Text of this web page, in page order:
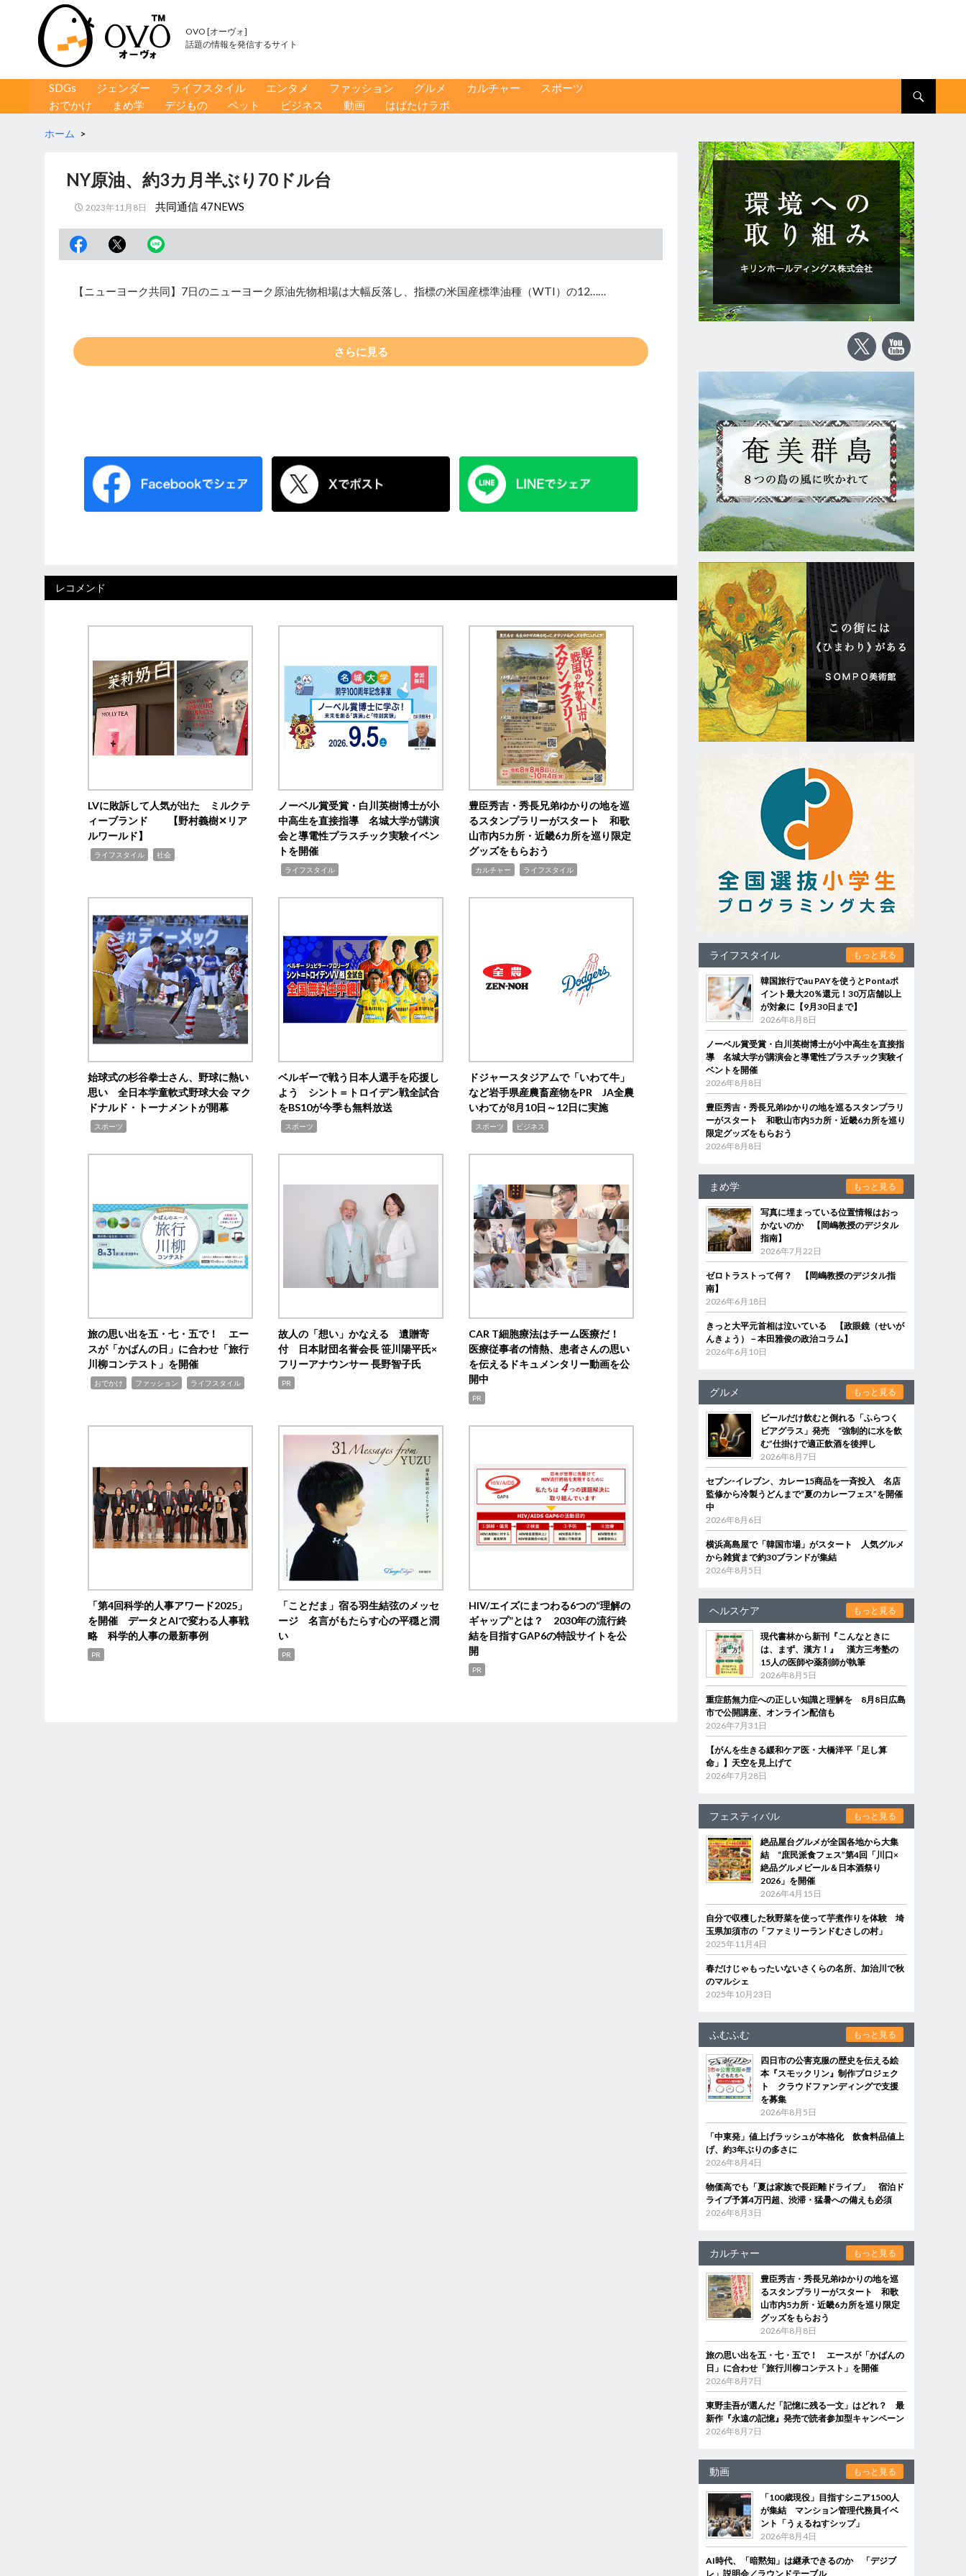
OVO [オーヴォ]
話題の情報を発信するサイト
コンテンツへ移動
SDGs ジェンダー ライフスタイル エンタメ ファッション グルメ カルチャー
スポーツ
おでかけ
まめ学 デジもの ペット ビジネス 動画 はばたけラボ
ホーム >
NY原油、約3カ月半ぶり70ドル台
2023年11月8日 共同通信 47NEWS
【ニューヨーク共同】7日のニューヨーク原油先物相場は大幅反落し、指標の米国産標準油種（WTI）の12……
さらに見る
レコメンド
LVに敗訴して人気が出た ミルクテ
ィーブランド 【野村義樹✕リア
ルワールド】
ライフスタイル 社会
ノーベル賞受賞・白川英樹博士が小
中高生を直接指導 名城大学が講演
会と導電性プラスチック実験イベン
トを開催
ライフスタイル
豊臣秀吉・秀長兄弟ゆかりの地を巡
るスタンプラリーがスタート 和歌
山市内5カ所・近畿6カ所を巡り限定
グッズをもらおう
カルチャー ライフスタイル
始球式の杉谷拳士さん、野球に熱い
思い 全日本学童軟式野球大会 マク
ドナルド・トーナメントが開幕
スポーツ
ベルギーで戦う日本人選手を応援し
よう シント＝トロイデン戦全試合
をBS10が今季も無料放送
スポーツ
ドジャースタジアムで「いわて牛」
など岩手県産農畜産物をPR JA全農
いわてが8月10日～12日に実施
スポーツ ビジネス
旅の思い出を五・七・五で！ エー
スが「かばんの日」に合わせ「旅行
川柳コンテスト」を開催
おでかけ ファッション ライフスタイル
故人の「想い」かなえる 遺贈寄
付 日本財団名誉会長 笹川陽平氏×
フリーアナウンサー 長野智子氏
PR
CAR T細胞療法はチーム医療だ！
医療従事者の情熱、患者さんの思い
を伝えるドキュメンタリー動画を公
開中
PR
「第4回科学的人事アワード2025」
を開催 データとAIで変わる人事戦
略 科学的人事の最新事例
PR
「ことだま」宿る羽生結弦のメッセ
ージ 名言がもたらす心の平穏と潤
い
PR
HIV/エイズにまつわる6つの“理解の
ギャップ”とは？ 2030年の流行終
結を目指すGAP6の特設サイトを公
開
PR
ライフスタイル もっと見る
韓国旅行でau PAYを使うとPontaポ
イント最大20％還元！30万店舗以上
が対象に【9月30日まで】
2026年8月8日
ノーベル賞受賞・白川英樹博士が小中高生を直接指
導 名城大学が講演会と導電性プラスチック実験イ
ベントを開催
2026年8月8日
豊臣秀吉・秀長兄弟ゆかりの地を巡るスタンプラリ
ーがスタート 和歌山市内5カ所・近畿6カ所を巡り
限定グッズをもらおう
2026年8月8日
まめ学 もっと見る
写真に埋まっている位置情報はおっ
かないのか 【岡嶋教授のデジタル
指南】
2026年7月22日
ゼロトラストって何？ 【岡嶋教授のデジタル指
南】
2026年6月18日
きっと大平元首相は泣いている 【政眼鏡（せいが
んきょう）－本田雅俊の政治コラム】
2026年6月10日
グルメ もっと見る
ビールだけ飲むと倒れる「ふらつく
ビアグラス」発売 “強制的に水を飲
む”仕掛けで適正飲酒を後押し
2026年8月7日
セブン‐イレブン、カレー15商品を一斉投入 名店
監修から冷製うどんまで“夏のカレーフェス”を開催
中
2026年8月6日
横浜高島屋で「韓国市場」がスタート 人気グルメ
から雑貨まで約30ブランドが集結
2026年8月5日
ヘルスケア もっと見る
現代書林から新刊『こんなときに
は、まず、漢方！』 漢方三考塾の
15人の医師や薬剤師が執筆
2026年8月5日
重症筋無力症への正しい知識と理解を 8月8日広島
市で公開講座、オンライン配信も
2026年7月31日
【がんを生きる緩和ケア医・大橋洋平「足し算
命」】天空を見上げて
2026年7月28日
フェスティバル もっと見る
絶品屋台グルメが全国各地から大集
結 “庶民派食フェス”第4回「川口×
絶品グルメビール＆日本酒祭り
2026」を開催
2026年4月15日
自分で収穫した秋野菜を使って芋煮作りを体験 埼
玉県加須市の「ファミリーランドむさしの村」
2025年11月4日
春だけじゃもったいないさくらの名所、加治川で秋
のマルシェ
2025年10月23日
ふむふむ もっと見る
四日市の公害克服の歴史を伝える絵
本『スモックリン』制作プロジェク
ト クラウドファンディングで支援
を募集
2026年8月5日
「中東発」値上げラッシュが本格化 飲食料品値上
げ、約3年ぶりの多さに
2026年8月4日
物価高でも「夏は家族で長距離ドライブ」 宿泊ド
ライブ予算4万円超、渋滞・猛暑への備えも必須
2026年8月3日
カルチャー もっと見る
豊臣秀吉・秀長兄弟ゆかりの地を巡
るスタンプラリーがスタート 和歌
山市内5カ所・近畿6カ所を巡り限定
グッズをもらおう
2026年8月8日
旅の思い出を五・七・五で！ エースが「かばんの
日」に合わせ「旅行川柳コンテスト」を開催
2026年8月7日
東野圭吾が選んだ「記憶に残る一文」はどれ？ 最
新作『永遠の記憶』発売で読者参加型キャンペーン
2026年8月7日
動画 もっと見る
「100歳現役」目指すシニア1500人
が集結 マンション管理代務員イベ
ント「うぇるねすシップ」
2026年8月4日
AI時代、「暗黙知」は継承できるのか 「デジブ
レ」説明会／ラウンドテーブル